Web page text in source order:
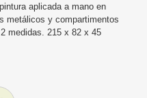
aplicada a mano en
metálicos y compartimentos
medidas. 215 x 82 x 45